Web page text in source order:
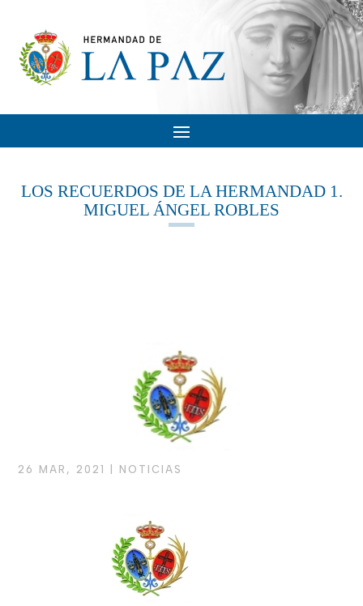
LOS RECUERDOS DE LA HERMANDAD 1.
MIGUEL ÁNGEL ROBLES
26 MAR, 2021 NOTICIAS